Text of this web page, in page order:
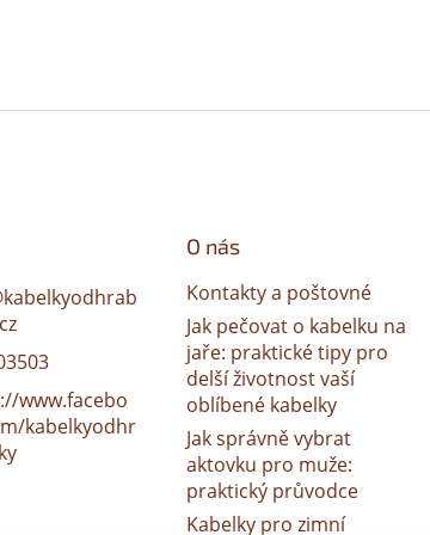
kabelkyodhrab
www.facebo
kabelkyodhr
O nás
Kontakty a poštovné
Jak pečovat o kabelku na
jaře: praktické tipy pro
delší životnost vaší
oblíbené kabelky
Jak správně vybrat
aktovku pro muže:
praktický průvodce
Kabelky pro zimní